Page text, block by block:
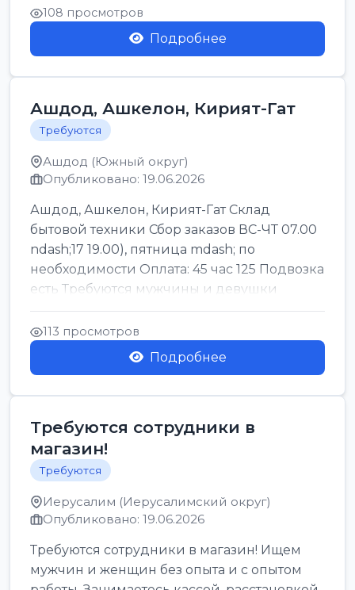
108 просмотров
Подробнее
Ашдод, Ашкелон, Кирият-Гат
Требуются
Ашдод (Южный округ)
Опубликовано: 19.06.2026
Ашдод, Ашкелон, Кирият-Гат Склад
бытовой техники Сбор заказов ВС-ЧТ 07.00
ndash;17 19.00), пятница mdash; по
необходимости Оплата: 45 час 125 Подвозка
есть Требуются мужчины и девушки
Только официальн...
113 просмотров
Подробнее
Требуются сотрудники в
магазин!
Требуются
Иерусалим (Иерусалимский округ)
Опубликовано: 19.06.2026
Требуются сотрудники в магазин! Ищем
мужчин и женщин без опыта и с опытом